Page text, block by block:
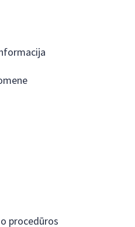
procedūros